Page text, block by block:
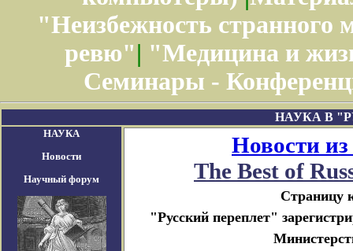
"Неизбежность странного
ревю"| "Медицина и
Семинары -
НАУКА В
НАУКА
Новости
Научный форум
Новости
The Best of
Страницу
"Русский переплет"